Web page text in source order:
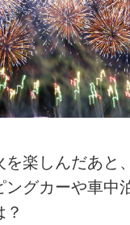
を楽しんだあと
ングカーや車中
？